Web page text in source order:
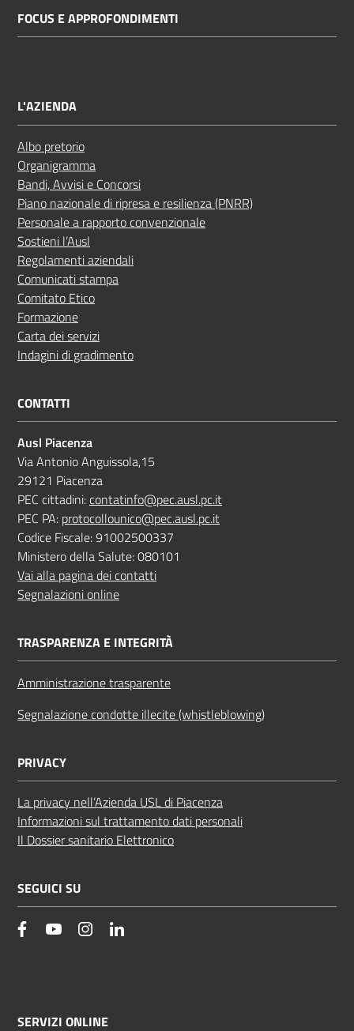
FOCUS E APPROFONDIMENTI
L'AZIENDA
Albo pretorio
Organigramma
Bandi, Avvisi e Concorsi
Piano nazionale di ripresa e resilienza (PNRR)
Personale a rapporto convenzionale
Sostieni l’Ausl
Regolamenti aziendali
Comunicati stampa
Comitato Etico
Formazione
Carta dei servizi
Indagini di gradimento
CONTATTI
Ausl Piacenza
Via Antonio Anguissola,15
29121 Piacenza
PEC cittadini:contatinfo@pec.ausl.pc.it
PEC PA: protocollounico@pec.ausl.pc.it
Codice Fiscale: 91002500337
Ministero della Salute: 080101
Vai alla pagina dei contatti
Segnalazioni online
TRASPARENZA E INTEGRITÀ
Amministrazione trasparente
Segnalazione condotte illecite (whistleblowing)
PRIVACY
La privacy nell’Azienda USL di Piacenza
Informazioni sul trattamento dati personali
Il Dossier sanitario Elettronico
SEGUICI SU
facebookYouTube Instagram
SERVIZI ONLINE